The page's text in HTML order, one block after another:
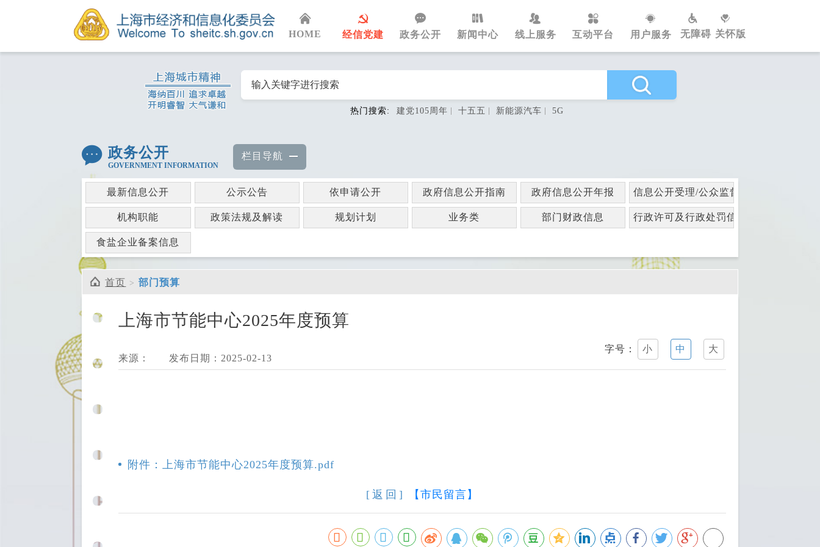
HOME 经信党建 政务公开 新闻中心 线上服务 互动平台 用户服务 无障碍 关怀版
热门搜索: 建党105周年 十五五 新能源汽车 5G
政务公开
GOVERNMENT INFORMATION
栏目导航
最新信息公开 公示公告 依申请公开 政府信息公开指南 政府信息公开年报 信息公开受理/公众监督
机构职能 政策法规及解读 规划计划 业务类 部门财政信息 行政许可及行政处罚信息
食盐企业备案信息
首页 部门预算
上海市节能中心2025年度预算
来源： 发布日期：2025-02-13
字号：小 中 大
附件：上海市节能中心2025年度预算.pdf
[返回] 【市民留言】